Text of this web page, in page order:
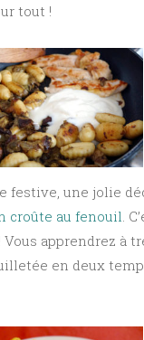
tout !
festive, une jolie
croûte au fenouil.
apprendrez à
en deux